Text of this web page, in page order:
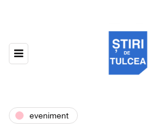
eveniment